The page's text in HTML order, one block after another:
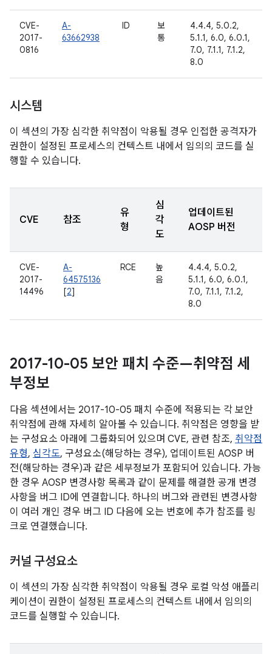
CVE-
2017-
0816
A-
63662938
ID
보
통
4.4.4, 5.0.2,
5.1.1, 6.0, 6.0.1,
7.0, 7.1.1, 7.1.2,
8.0
시스템
이 섹션의 가장 심각한 취약점이 악용될 경우 인접한 공격자가
권한이 설정된 프로세스의 컨텍스트 내에서 임의의 코드를 실
행할 수 있습니다.
CVE 참조
유
형
심
각
도
업데이트된
AOSP 버전
CVE-
2017-
14496
A-
64575136
[2]
RCE
높
음
4.4.4, 5.0.2,
5.1.1, 6.0, 6.0.1,
7.0, 7.1.1, 7.1.2,
8.0
2017-10-05 보안 패치 수준—취약점 세
부정보
다음 섹션에서는 2017-10-05 패치 수준에 적용되는 각 보안
취약점에 관해 자세히 알아볼 수 있습니다. 취약점은 영향을 받
는 구성요소 아래에 그룹화되어 있으며 CVE, 관련 참조, 취약점
유형, 심각도, 구성요소(해당하는 경우), 업데이트된 AOSP 버
전(해당하는 경우)과 같은 세부정보가 포함되어 있습니다. 가능
한 경우 AOSP 변경사항 목록과 같이 문제를 해결한 공개 변경
사항을 버그 ID에 연결합니다. 하나의 버그와 관련된 변경사항
이 여러 개인 경우 버그 ID 다음에 오는 번호에 추가 참조를 링
크로 연결했습니다.
커널 구성요소
이 섹션의 가장 심각한 취약점이 악용될 경우 로컬 악성 애플리
케이션이 권한이 설정된 프로세스의 컨텍스트 내에서 임의의
코드를 실행할 수 있습니다.